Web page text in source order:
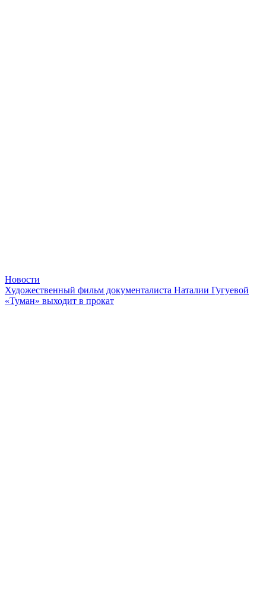
Новости
Художественный фильм документалиста Наталии Гугуевой
«Туман» выходит в прокат